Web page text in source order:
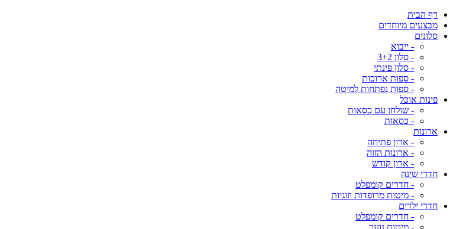
דף הבית
מבצעים מיוחדים
סלונים
- ייבוא
- סלון 3+2
- סלון פינתי
- ספות ארוכות
- ספות נפתחות למיטה
פינות אוכל
- שולחן עם כסאות
- כסאות
ארונות
- ארון פתיחה
- ארונות הזזה
- ארון קודש
חדרי שינה
- חדרים קומפלט
- מיטות מרופדות וזוגיות
חדרי ילדים
- חדרים קומפלט
- מיטות נוער